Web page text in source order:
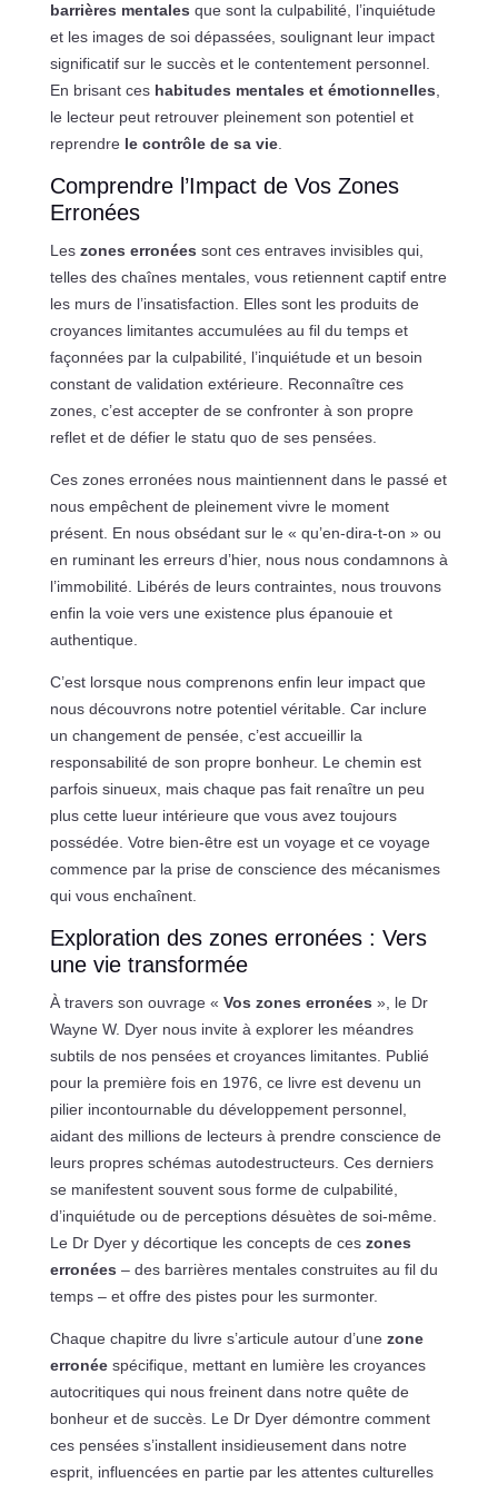
barrières mentales que sont la culpabilité, l’inquiétude
et les images de soi dépassées, soulignant leur impact
significatif sur le succès et le contentement personnel.
En brisant ces habitudes mentales et émotionnelles
le lecteur peut retrouver pleinement son potentiel et
reprendre le contrôle de sa vie.
Comprendre l’Impact de Vos Zones
Erronées
Les zones erronées sont ces entraves invisibles qui,
telles des chaînes mentales, vous retiennent captif entre
les murs de l’insatisfaction. Elles sont les produits de
croyances limitantes accumulées au fil du temps et
façonnées par la culpabilité, l’inquiétude et un besoin
constant de validation extérieure. Reconnaître ces
zones, c’est accepter de se confronter à son propre
reflet et de défier le statu quo de ses pensées.
Ces zones erronées nous maintiennent dans le passé et
nous empêchent de pleinement vivre le moment
présent. En nous obsédant sur le « qu’en-dira-t-on » ou
en ruminant les erreurs d’hier, nous nous condamnons à
l’immobilité. Libérés de leurs contraintes, nous trouvons
enfin la voie vers une existence plus épanouie et
authentique.
C’est lorsque nous comprenons enfin leur impact que
nous découvrons notre potentiel véritable. Car inclure
un changement de pensée, c’est accueillir la
responsabilité de son propre bonheur. Le chemin est
parfois sinueux, mais chaque pas fait renaître un peu
plus cette lueur intérieure que vous avez toujours
possédée. Votre bien-être est un voyage et ce voyage
commence par la prise de conscience des mécanismes
qui vous enchaînent.
Exploration des zones erronées : Vers
une vie transformée
À travers son ouvrage « Vos zones erronées », le Dr
Wayne W. Dyer nous invite à explorer les méandres
subtils de nos pensées et croyances limitantes. Publié
pour la première fois en 1976, ce livre est devenu un
pilier incontournable du développement personnel,
aidant des millions de lecteurs à prendre conscience de
leurs propres schémas autodestructeurs. Ces derniers
se manifestent souvent sous forme de culpabilité,
d’inquiétude ou de perceptions désuètes de soi-même.
Le Dr Dyer y décortique les concepts de ces zones
erronées – des barrières mentales construites au fil du
temps – et offre des pistes pour les surmonter.
Chaque chapitre du livre s’articule autour d’une zone
erronéespécifique, mettant en lumière les croyances
autocritiques qui nous freinent dans notre quête de
bonheur et de succès. Le Dr Dyer démontre comment
ces pensées s’installent insidieusement dans notre
esprit, influencées en partie par les attentes culturelles